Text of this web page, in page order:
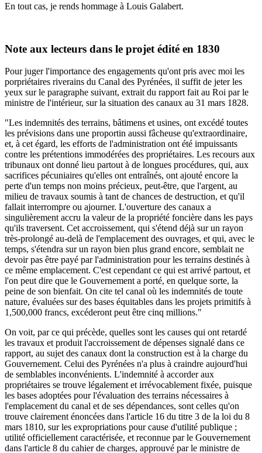
En tout cas, je rends hommage à Louis Galabert.
Note aux lecteurs dans le projet édité en 1830
Pour juger l'importance des engagements qu'ont pris avec moi les
porpriétaires riverains du Canal des Pyrénées, il suffit de jeter les
yeux sur le paragraphe suivant, extrait du rapport fait au Roi par le
ministre de l'intérieur, sur la situation des canaux au 31 mars 1828.
"Les indemnités des terrains, bâtimens et usines, ont excédé toutes
les prévisions dans une proportin aussi fâcheuse qu'extraordinaire,
et, à cet égard, les efforts de l'administration ont été impuissants
contre les prétentions immodérées des propriétaires. Les recours aux
tribunaux ont donné lieu partout à de longues procédures, qui, aux
sacrifices pécuniaires qu'elles ont entraînés, ont ajouté encore la
perte d'un temps non moins précieux, peut-être, que l'argent, au
milieu de travaux soumis à tant de chances de destruction, et qu'il
fallait interrompre ou ajourner. L'ouverture des canaux a
singulièrement accru la valeur de la propriété foncière dans les pays
qu'ils traversent. Cet accroissement, qui s'étend déjà sur un rayon
très-prolongé au-delà de l'emplacement des ouvrages, et qui, avec le
temps, s'étendra sur un rayon bien plus grand encore, semblait ne
devoir pas être payé par l'administration pour les terrains destinés à
ce même emplacement. C'est cependant ce qui est arrivé partout, et
l'on peut dire que le Gouvernement a porté, en quelque sorte, la
peine de son bienfait. On cite tel canal où les indemnités de toute
nature, évaluées sur des bases équitables dans les projets primitifs à
1,500,000 francs, excéderont peut être cinq millions."
On voit, par ce qui précède, quelles sont les causes qui ont retardé
les travaux et produit l'accroissement de dépenses signalé dans ce
rapport, au sujet des canaux dont la construction est à la charge du
Gouvernement. Celui des Pyrénées n'a plus à craindre aujourd'hui
de semblables inconvénients. L'indemnité à accorder aux
propriétaires se trouve légalement et irrévocablement fixée, puisque
les bases adoptées pour l'évaluation des terrains nécessaires à
l'emplacement du canal et de ses dépendances, sont celles qu'on
trouve clairement énoncées dans l'article 16 du titre 3 de la loi du 8
mars 1810, sur les expropriations pour cause d'utilité publique ;
utilité officiellement caractérisée, et reconnue par le Gouvernement
dans l'article 8 du cahier de charges, approuvé par le ministre de